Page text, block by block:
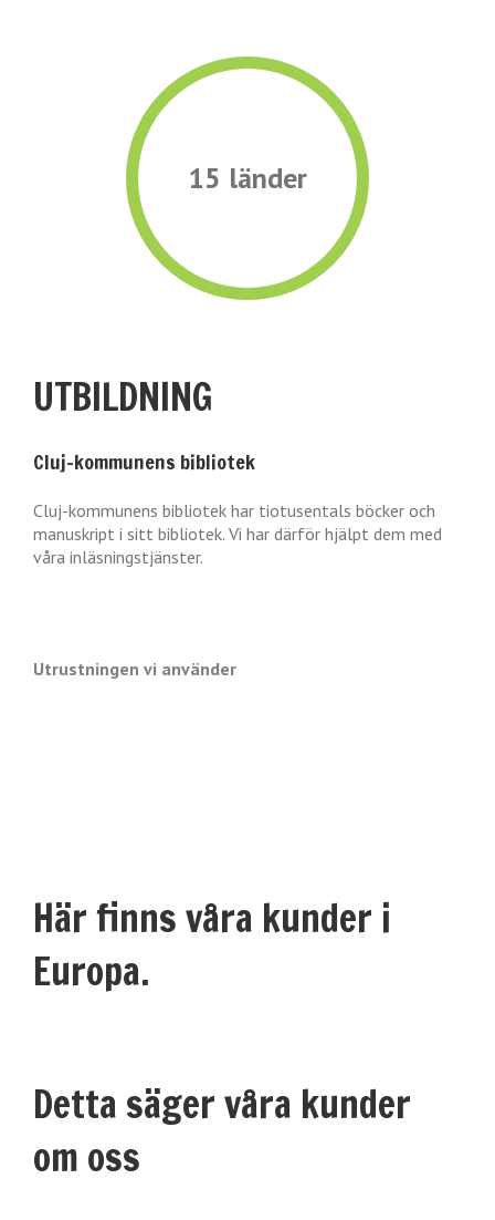
15 länder
UTBILDNING
Cluj-kommunens bibliotek
Cluj-kommunens bibliotek har tiotusentals böcker och
manuskript i sitt bibliotek. Vi har därför hjälpt dem med
våra inläsningstjänster.
Utrustningen vi använder
Här finns våra kunder i
Europa.
Detta säger våra kunder
om oss